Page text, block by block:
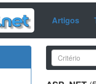
Artigos